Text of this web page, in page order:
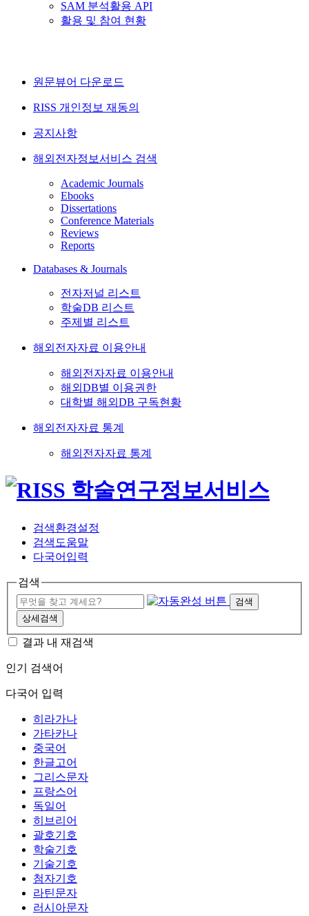
SAM 분석활용 API
활용 및 참여 현황
원문뷰어 다운로드
RISS 개인정보 재동의
공지사항
해외전자정보서비스 검색
Academic Journals
Ebooks
Dissertations
Conference Materials
Reviews
Reports
Databases & Journals
전자저널 리스트
학술DB 리스트
주제별 리스트
해외전자자료 이용안내
해외전자자료 이용안내
해외DB별 이용권한
대학별 해외DB 구독현황
해외전자자료 통계
해외전자자료 통계
검색환경설정
검색도움말
다국어입력
검색
검색
상세검색
결과 내 재검색
인기 검색어
다국어 입력
히라가나
가타카나
중국어
한글고어
그리스문자
프랑스어
독일어
히브리어
괄호기호
학술기호
기술기호
첨자기호
라틴문자
러시아문자